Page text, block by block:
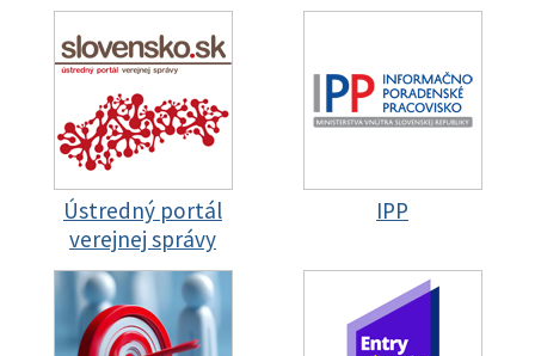
Ústredný portál
verejnej správy
IPP